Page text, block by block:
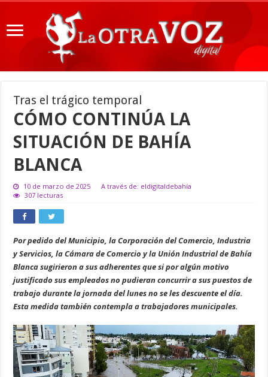
Tras el trágico temporal
CÓMO CONTINÚA LA
SITUACIÓN DE BAHÍA
BLANCA
10 de marzo de 2025
A través de: eldigitaldebahía
307 lecturas
Por pedido del Municipio, la Corporación del Comercio, Industria
y Servicios, la Cámara de Comercio y la Unión Industrial de Bahía
Blanca sugirieron a sus adherentes que si por algún motivo
justificado sus empleados no pudieran concurrir a sus puestos de
trabajo durante la jornada del lunes no se les descuente el día.
Esta medida también contempla a trabajadores municipales.